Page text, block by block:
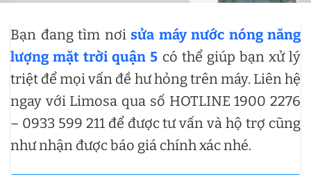
Bạn đang tìm nơi sửa máy nước nóng năng
lượng mặt trời quận 5 có thể giúp bạn xử lý
triệt để mọi vấn đề hư hỏng trên máy. Liên hệ
ngay với Limosa qua số HOTLINE 1900 2276
– 0933 599 211 để được tư vấn và hộ trợ cũng
như nhận được báo giá chính xác nhé.